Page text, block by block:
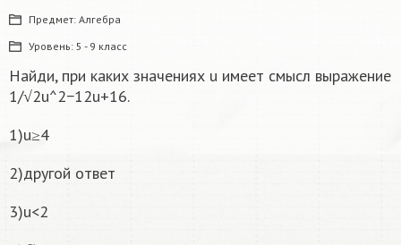
Предмет: Алгебра
Уровень: 5 - 9 класс
Найди, при каких значениях u имеет смысл выражение
1/√2u^2−12u+16.
1)u≥4
2)другой ответ
3)u<2